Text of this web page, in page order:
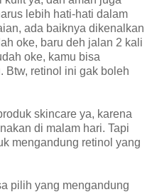
lebih hati-hati dalam
ada baiknya dikenalkan
oke, baru deh jalan 2 kali
oke, kamu bisa
Btw, retinol ini gak boleh
skincare ya, karena
di malam hari. Tapi
mengandung retinol yang
pilih yang mengandung